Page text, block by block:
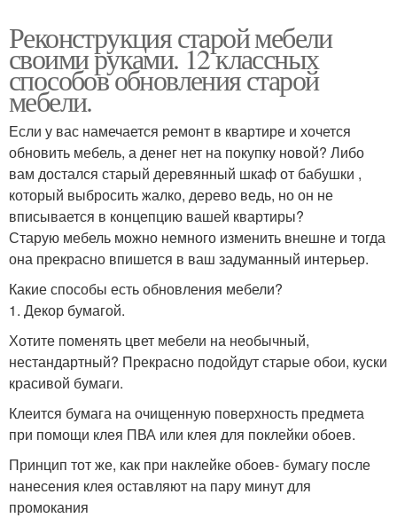
Реконструкция старой мебели
своими руками. 12 классных
способов обновления старой
мебели.
Если у вас намечается ремонт в квартире и хочется
обновить мебель, а денег нет на покупку новой? Либо
вам достался старый деревянный шкаф от бабушки ,
который выбросить жалко, дерево ведь, но он не
вписывается в концепцию вашей квартиры?
Старую мебель можно немного изменить внешне и тогда
она прекрасно впишется в ваш задуманный интерьер.
Какие способы есть обновления мебели?
1. Декор бумагой.
Хотите поменять цвет мебели на необычный,
нестандартный? Прекрасно подойдут старые обои, куски
красивой бумаги.
Клеится бумага на очищенную поверхность предмета
при помощи клея ПВА или клея для поклейки обоев.
Принцип тот же, как при наклейке обоев- бумагу после
нанесения клея оставляют на пару минут для
промокания